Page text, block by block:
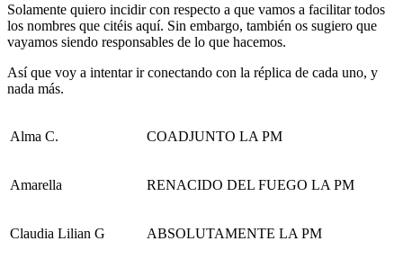
Solamente quiero incidir con respecto a que vamos a facilitar todos
los nombres que citéis aquí. Sin embargo, también os sugiero que
vayamos siendo responsables de lo que hacemos.
Así que voy a intentar ir conectando con la réplica de cada uno, y
nada más.
Alma C. COADJUNTO LA PM
Amarella RENACIDO DEL FUEGO LA PM
Claudia Lilian G ABSOLUTAMENTE LA PM